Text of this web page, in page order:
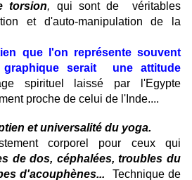
torsion, qui sont de véritables
et d'auto-manipulation de la
que l'on représente souvent
graphique serait une attitude
spirituel laissé par l'Egypte
proche de celui de l'Inde....
et universalité du yoga.
corporel pour ceux qui
de dos, céphalées, troubles du
d'acouphènes...
Technique de